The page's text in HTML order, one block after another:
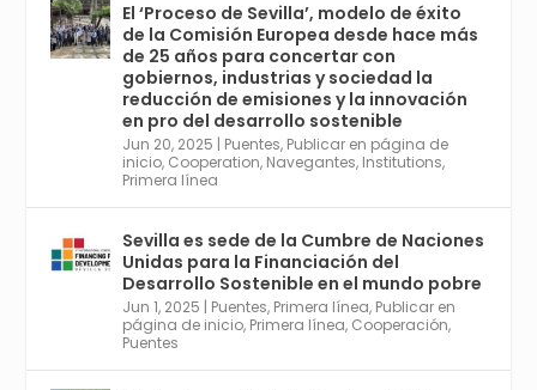
Avata
r
Sevilla World @worldsevilla ·
21 May 2024
Conoce a @mvbim, la empresa sevillana
que ha sido pionera en España en el uso de
la tecnología BIM para digitalizar e
industrializar la arquitectura y la
construcción. Ver su dimensión
internacional en el reportaje de
@juanluispavon1 en @elCorreoWeb :
https://tinyurl.com/yfa2h55p
2 6 Twitter
El ‘Proceso de Sevilla’, modelo de éxito
de la Comisión Europea desde hace más
de 25 años para concertar con
gobiernos, industrias y sociedad la
reducción de emisiones y la innovación
en pro del desarrollo sostenible
Jun 20, 2025 | Puentes, Publicar en página de
inicio, Cooperation, Navegantes, Institutions,
Primera línea
Sevilla es sede de la Cumbre de Naciones
Unidas para la Financiación del
Desarrollo Sostenible en el mundo pobre
Jun 1, 2025 | Puentes, Primera línea, Publicar en
página de inicio, Primera línea, Cooperación,
Puentes